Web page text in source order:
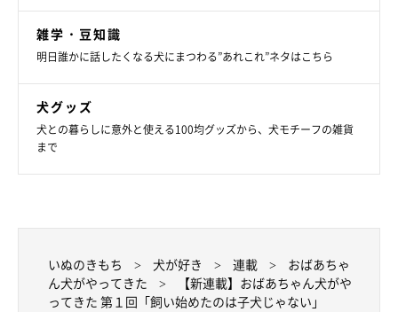
雑学・豆知識
明日誰かに話したくなる犬にまつわる”あれこれ”ネタはこちら
犬グッズ
犬との暮らしに意外と使える100均グッズから、犬モチーフの雑貨
まで
いぬのきもち 犬が好き 連載
おばあちゃ
ん犬がやってきた
【新連載】おばあちゃん犬がや
ってきた 第１回「飼い始めたのは子犬じゃない」